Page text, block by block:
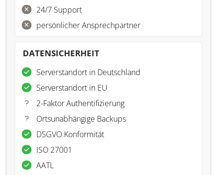
24/7 Support
persönlicher Ansprechpartner
DATENSICHERHEIT
Serverstandort in Deutschland
Serverstandort in EU
2-Faktor Authentifizierung
Ortsunabhängige Backups
DSGVO Konformität
ISO 27001
AATL